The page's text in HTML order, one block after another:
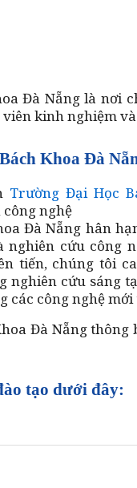
Đà Nẵng là nơi
kinh nghiệm
Khoa Đà
Trường Đại Học
nghệ
Đà Nẵng hân
cứu công
tiến, chúng tôi
nghiên cứu sáng
các công nghệ
Đà Nẵng
tạo dưới đây: